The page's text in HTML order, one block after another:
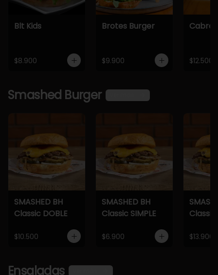
Blt Kids
$8.900
Brotes Burger
$9.900
Cabra
$12.500
Smashed Burger
SMASHED BH
Classic DOBLE
$10.500
SMASHED BH
Classic SIMPLE
$6.900
Classic
$13.900
Ensaladas